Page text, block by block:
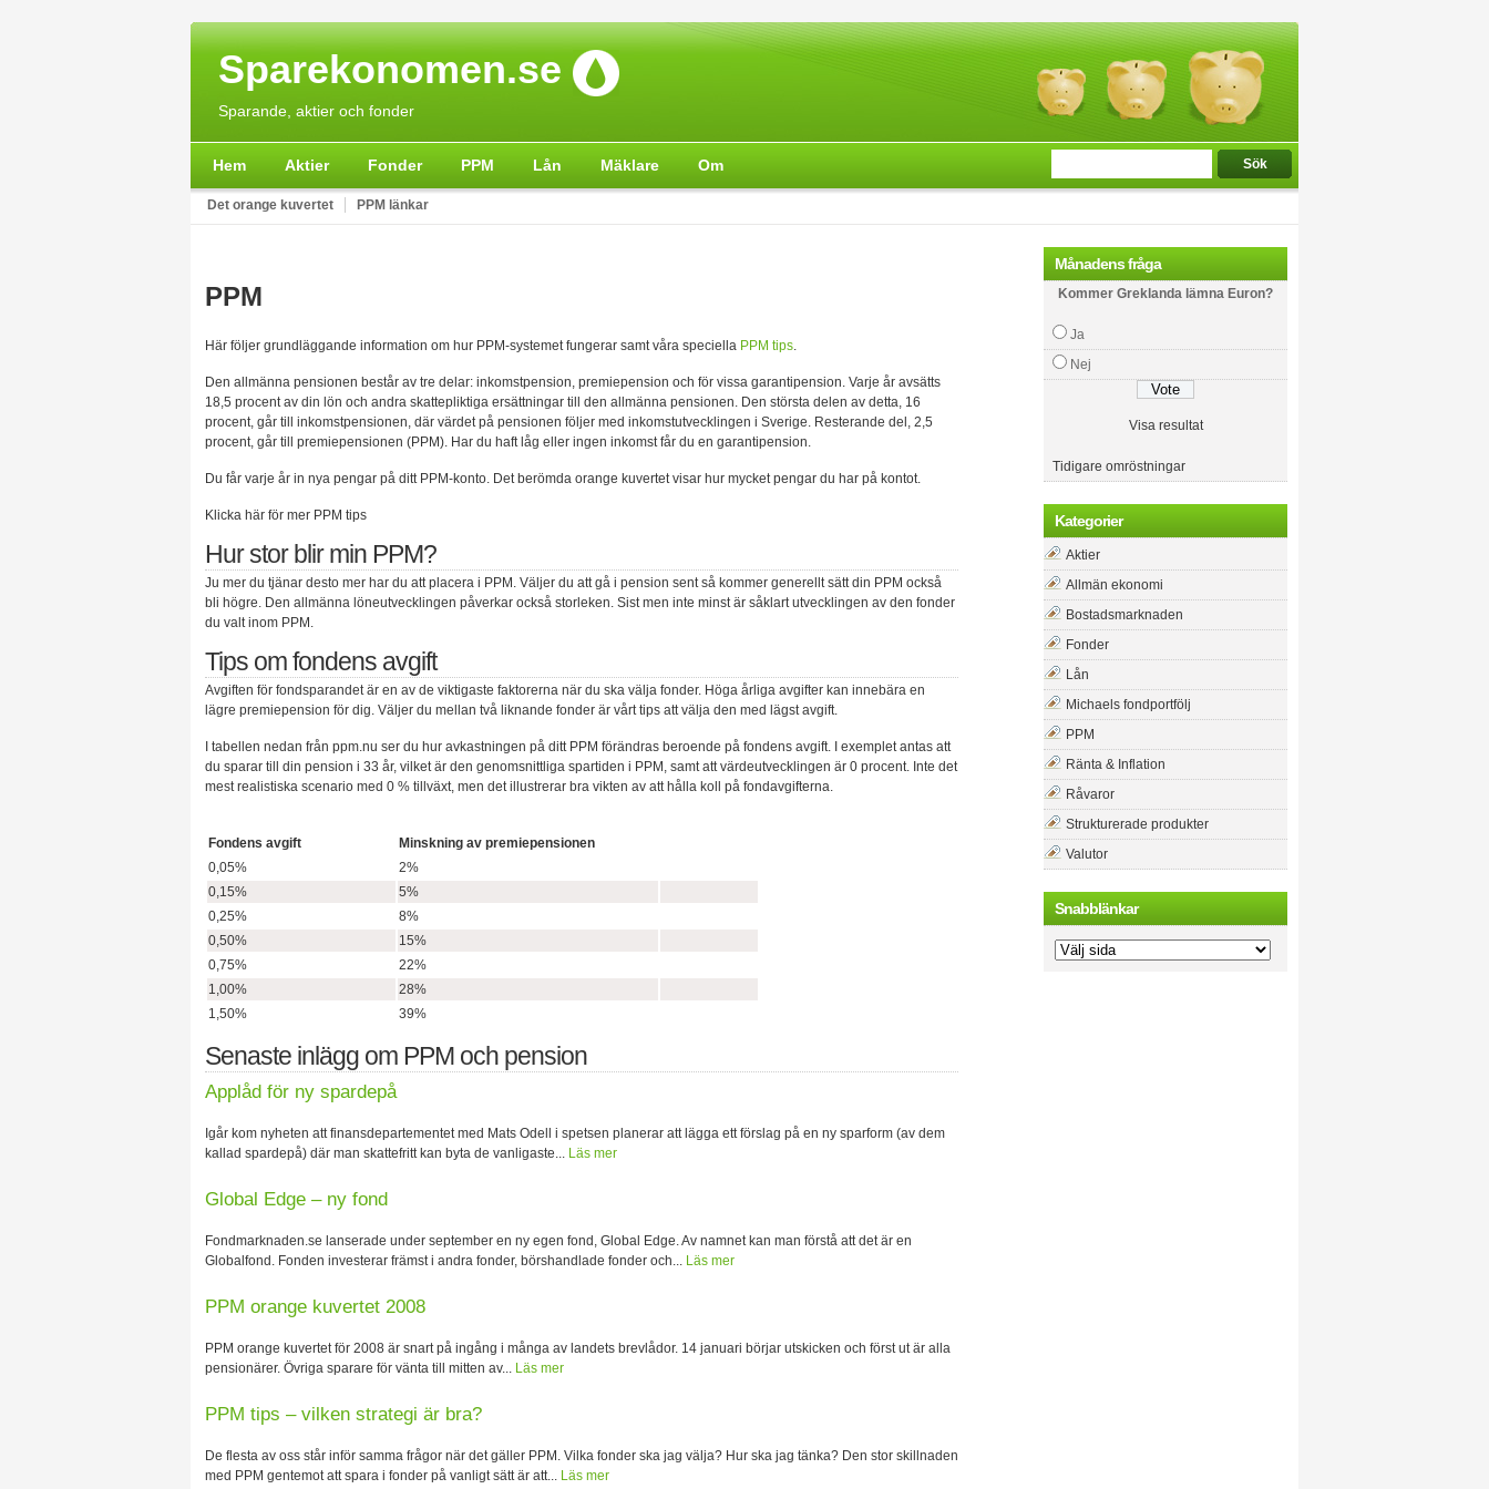
Sparekonomen.se
Sparande, aktier och fonder
Hem Aktier Fonder PPM Lån Mäklare Om
Det orange kuvertet PPM länkar
PPM
Här följer grundläggande information om hur PPM-systemet fungerar samt våra speciella PPM tips.
Den allmänna pensionen består av tre delar: inkomstpension, premiepension och för vissa garantipension. Varje år avsätts
18,5 procent av din lön och andra skattepliktiga ersättningar till den allmänna pensionen. Den största delen av detta, 16
procent, går till inkomstpensionen, där värdet på pensionen följer med inkomstutvecklingen i Sverige. Resterande del, 2,5
procent, går till premiepensionen (PPM). Har du haft låg eller ingen inkomst får du en garantipension.
Du får varje år in nya pengar på ditt PPM-konto. Det berömda orange kuvertet visar hur mycket pengar du har på kontot.
Klicka här för mer PPM tips
Hur stor blir min PPM?
Ju mer du tjänar desto mer har du att placera i PPM. Väljer du att gå i pension sent så kommer generellt sätt din PPM också
bli högre. Den allmänna löneutvecklingen påverkar också storleken. Sist men inte minst är såklart utvecklingen av den fonder
du valt inom PPM.
Tips om fondens avgift
Avgiften för fondsparandet är en av de viktigaste faktorerna när du ska välja fonder. Höga årliga avgifter kan innebära en
lägre premiepension för dig. Väljer du mellan två liknande fonder är vårt tips att välja den med lägst avgift.
I tabellen nedan från ppm.nu ser du hur avkastningen på ditt PPM förändras beroende på fondens avgift. I exemplet antas att
du sparar till din pension i 33 år, vilket är den genomsnittliga spartiden i PPM, samt att värdeutvecklingen är 0 procent. Inte det
mest realistiska scenario med 0 % tillväxt, men det illustrerar bra vikten av att hålla koll på fondavgifterna.
Fondens avgift
Minskning av premiepensionen
0,05%
2%
0,15%
5%
0,25%
8%
0,50%
15%
0,75%
22%
1,00%
28%
1,50%
39%
Senaste inlägg om PPM och pension
Applåd för ny spardepå
Igår kom nyheten att finansdepartementet med Mats Odell i spetsen planerar att lägga ett förslag på en ny sparform (av dem
kallad spardepå) där man skattefritt kan byta de vanligaste... Läs mer
Global Edge – ny fond
Fondmarknaden.se lanserade under september en ny egen fond, Global Edge. Av namnet kan man förstå att det är en
Globalfond. Fonden investerar främst i andra fonder, börshandlade fonder och... Läs mer
PPM orange kuvertet 2008
PPM orange kuvertet för 2008 är snart på ingång i många av landets brevlådor. 14 januari börjar utskicken och först ut är alla
pensionärer. Övriga sparare för vänta till mitten av... Läs mer
PPM tips – vilken strategi är bra?
De flesta av oss står inför samma frågor när det gäller PPM. Vilka fonder ska jag välja? Hur ska jag tänka? Den stor skillnaden
med PPM gentemot att spara i fonder på vanligt sätt är att... Läs mer
Månadens fråga
Kommer Greklanda lämna Euron?
Ja
Nej
Visa resultat
Tidigare omröstningar
Kategorier
Aktier
Allmän ekonomi
Bostadsmarknaden
Fonder
Lån
Michaels fondportfölj
PPM
Ränta & Inflation
Råvaror
Strukturerade produkter
Valutor
Snabblänkar